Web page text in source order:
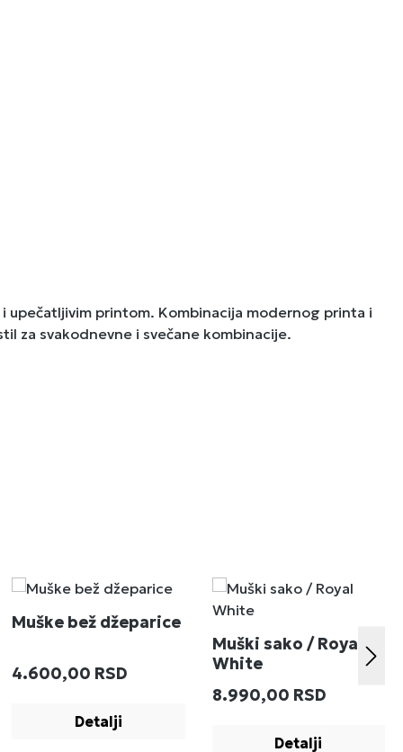
upečatljivim printom. Kombinacija modernog printa i
za svakodnevne i svečane kombinacije.
Muške bež džeparice
Redovna cena:
4.600,00 RSD
Detalji
Muški sako / Royal
White
Redovna cena:
8.990,00 RSD
Detalji